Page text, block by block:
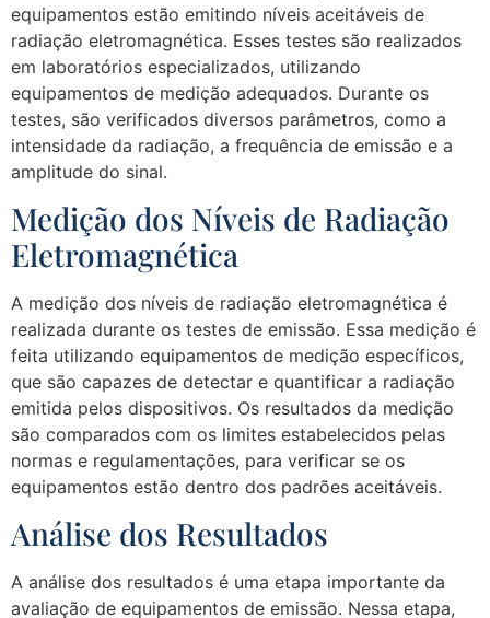
equipamentos estão emitindo níveis aceitáveis de
radiação eletromagnética. Esses testes são realizados
em laboratórios especializados, utilizando
equipamentos de medição adequados. Durante os
testes, são verificados diversos parâmetros, como a
intensidade da radiação, a frequência de emissão e a
amplitude do sinal.
Medição dos Níveis de Radiação
Eletromagnética
A medição dos níveis de radiação eletromagnética é
realizada durante os testes de emissão. Essa medição é
feita utilizando equipamentos de medição específicos,
que são capazes de detectar e quantificar a radiação
emitida pelos dispositivos. Os resultados da medição
são comparados com os limites estabelecidos pelas
normas e regulamentações, para verificar se os
equipamentos estão dentro dos padrões aceitáveis.
Análise dos Resultados
A análise dos resultados é uma etapa importante da
avaliação de equipamentos de emissão. Nessa etapa,